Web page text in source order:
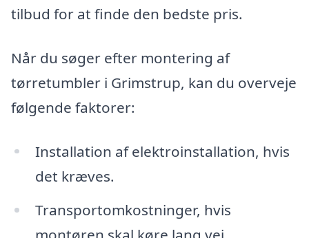
tilbud for at finde den bedste pris.
Når du søger efter montering af
tørretumbler i Grimstrup, kan du overveje
følgende faktorer:
Installation af elektroinstallation, hvis
det kræves.
Transportomkostninger, hvis